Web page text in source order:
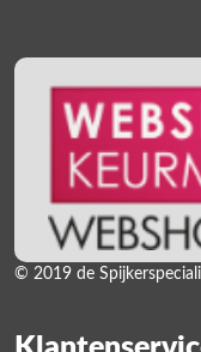
© 2019 de